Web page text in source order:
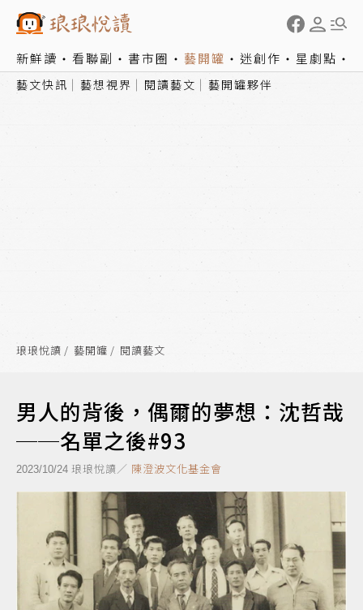
新鮮讀 看聯副 書市圈 藝開罐 迷創作 星劇點
藝文快訊 藝想視界 閱讀藝文 藝開罐夥伴
琅琅悅讀 藝開罐 閱讀藝文
男人的背後，偶爾的夢想：沈哲哉
──名單之後#93
2023/10/24 琅琅悅讀／ 陳澄波文化基金會